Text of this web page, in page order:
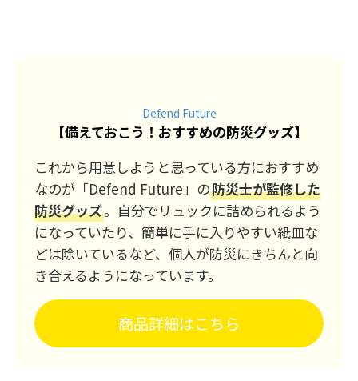
Defend Future
【備えておこう！おすすめの防災グッズ】
これから用意しようと思っている方におすすめ
なのが「Defend Future」の防災士が監修した
防災グッズ。自分でリュックに詰められるよう
になっていたり、簡単に手に入りやすい紙皿な
どは除いているなど、個人が防災にきちんと向
き合えるようになっています。
商品詳細はこちら